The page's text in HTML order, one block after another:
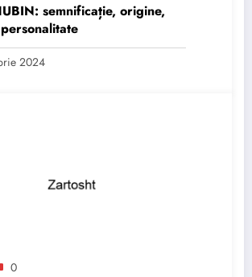
semnificație, origine,
2024
0